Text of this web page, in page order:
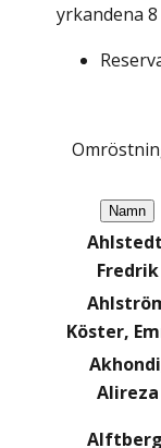
yrkandena 8
Namn
Fredrik
Köster,
Alireza